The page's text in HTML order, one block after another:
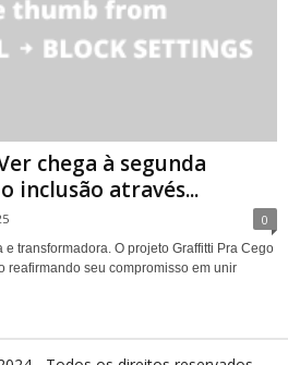
chega à segunda
inclusão através...
0
transformadora. O projeto Graffitti Pra Cego
reafirmando seu compromisso em unir